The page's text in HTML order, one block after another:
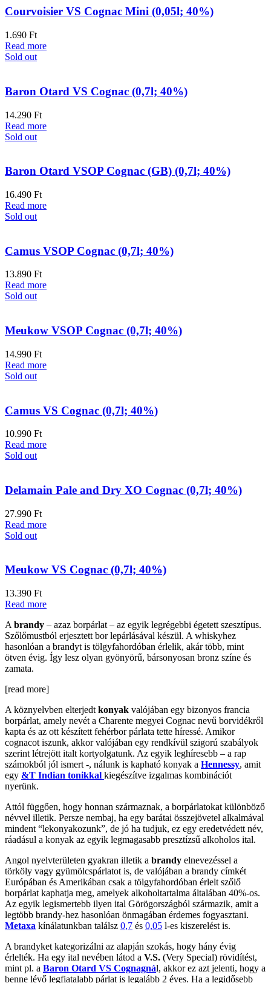
Courvoisier VS Cognac Mini (0,05l; 40%)
1.690 Ft
Read more
Sold out
Baron Otard VS Cognac (0,7l; 40%)
14.290 Ft
Read more
Sold out
Baron Otard VSOP Cognac (GB) (0,7l; 40%)
16.490 Ft
Read more
Sold out
Camus VSOP Cognac (0,7l; 40%)
13.890 Ft
Read more
Sold out
Meukow VSOP Cognac (0,7l; 40%)
14.990 Ft
Read more
Sold out
Camus VS Cognac (0,7l; 40%)
10.990 Ft
Read more
Sold out
Delamain Pale and Dry XO Cognac (0,7l; 40%)
27.990 Ft
Read more
Sold out
Meukow VS Cognac (0,7l; 40%)
13.390 Ft
Read more
A brandy – azaz borpárlat – az egyik legrégebbi égetett szesztípus.
Szőlőmustból erjesztett bor lepárlásával készül. A whiskyhez
hasonlóan a brandyt is tölgyfahordóban érlelik, akár több, mint
ötven évig. Így lesz olyan gyönyörű, bársonyosan bronz színe és
zamata.
[read more]
A köznyelvben elterjedt konyak valójában egy bizonyos francia
borpárlat, amely nevét a Charente megyei Cognac nevű borvidékről
kapta és az ott készített fehérbor párlata tette híressé. Amikor
cognacot iszunk, akkor valójában egy rendkívül szigorú szabályok
szerint létrejött italt kortyolgatunk. Az egyik leghíresebb – a rap
számokból jól ismert -, nálunk is kapható konyak a Hennessy, amit
egy &T Indian tonikkal kiegészítve izgalmas kombinációt
nyerünk.
Attól függően, hogy honnan származnak, a borpárlatokat különböző
névvel illetik. Persze nembaj, ha egy barátai összejövetel alkalmával
mindent “lekonyakozunk”, de jó ha tudjuk, ez egy eredetvédett név,
ráadásul a konyak az egyik legmagasabb presztízsű alkoholos ital.
Angol nyelvterületen gyakran illetik a brandy elnevezéssel a
törköly vagy gyümölcspárlatot is, de valójában a brandy címkét
Európában és Amerikában csak a tölgyfahordóban érlelt szőlő
borpárlat kaphatja meg, amelyek alkoholtartalma általában 40%-os.
Az egyik legismertebb ilyen ital Görögországból származik, amit a
legtöbb brandy-hez hasonlóan önmagában érdemes fogyasztani.
Metaxa kínálatunkban találsz 0,7 és 0,05 l-es kiszerelést is.
A brandyket kategorizálni az alapján szokás, hogy hány évig
érlelték. Ha egy ital nevében látod a V.S. (Very Special) rövidítést,
mint pl. a Baron Otard VS Cognagnál, akkor ez azt jelenti, hogy a
benne lévő legfiatalabb párlat is legalább 2 éves. Ha a legidősebb